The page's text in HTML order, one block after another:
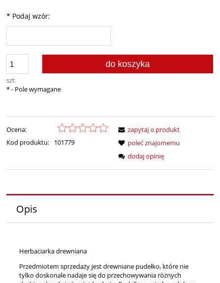
* Podaj wzór:
szt.
do koszyka
*- Pole wymagane
Ocena:
Kod produktu:
101779
zapytaj o produkt
poleć znajomemu
dodaj opinię
Opis
Herbaciarka drewniana
Przedmiotem sprzedaży jest drewniane pudełko, które nie
tylko doskonale nadaje się do przechowywania różnych